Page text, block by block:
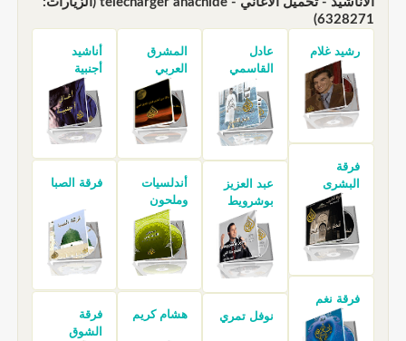
6328271)
رشيد غلام
فرقة
البشرى
فرقة نغم
عادل
القاسمي
عبد العزيز
بوشرويط
نوفل تمري
المشرق
العربي
أندلسيات
وملحون
هشام كريم
أناشيد
أجنبية
فرقة الصبا
فرقة
الشوق